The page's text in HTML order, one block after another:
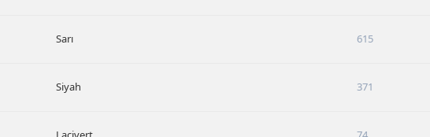
Sarı 615
Siyah 371